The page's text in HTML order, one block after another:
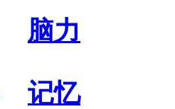
脑力
记忆